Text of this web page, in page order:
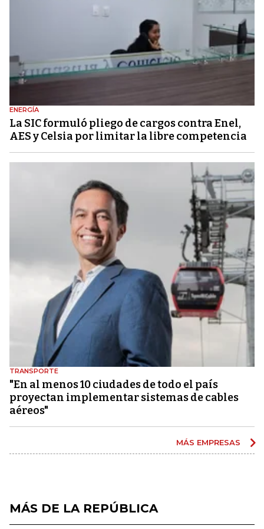
ENERGÍA
La SIC formuló pliego de cargos contra Enel,
AES y Celsia por limitar la libre competencia
TRANSPORTE
"En al menos 10 ciudades de todo el país
proyectan implementar sistemas de cables
aéreos"
MÁS EMPRESAS
MÁS DE LA REPÚBLICA